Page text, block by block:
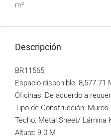
m²
Descripción
BR11565
Espacio disponible: 8,577.71
Oficinas: De acuerdo a
Tipo de Construcción:
Techo: Metal Sheet/ Lámina
Altura: 9.0 M